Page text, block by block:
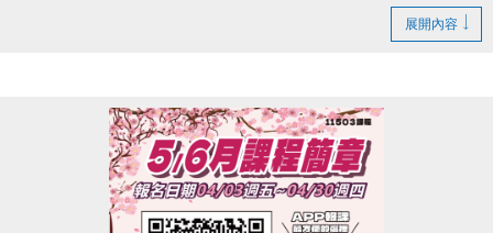
*** 造成不便，敬請見諒 ***
-洽詢專線：03-2639066 #111、112
展開內容